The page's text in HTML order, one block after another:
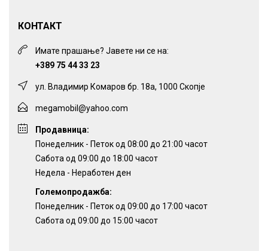
КОНТАКТ
Имате прашање? Јавете ни се на:
+389 75 44 33 23
ул. Владимир Комаров бр. 18а, 1000 Скопје
megamobil@yahoo.com
Продавница:
Понеделник - Петок од 08:00 до 21:00 часот
Сабота од 09:00 до 18:00 часот
Недела - Неработен ден
Големопродажба:
Понеделник - Петок од 09:00 до 17:00 часот
Сабота од 09:00 до 15:00 часот